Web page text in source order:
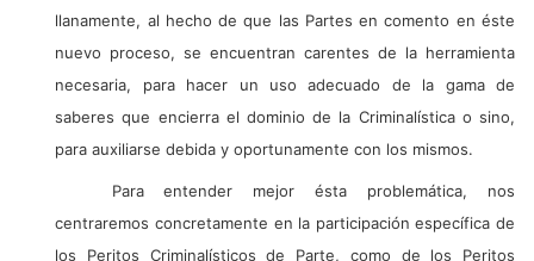
llanamente, al hecho de que las Partes en comento en éste
nuevo proceso, se encuentran carentes de la herramienta
necesaria, para hacer un uso adecuado de la gama de
saberes que encierra el dominio de la Criminalística o sino,
para auxiliarse debida y oportunamente con los mismos.
Para entender mejor ésta problemática, nos
centraremos concretamente en la participación específica de
los Peritos Criminalísticos de Parte, como de los Peritos